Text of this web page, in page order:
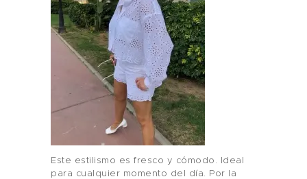
Este estilismo es fresco y cómodo. Ideal
para cualquier momento del día. Por la